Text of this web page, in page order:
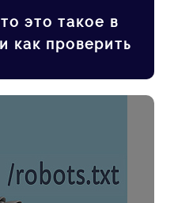
это такое в
как проверить